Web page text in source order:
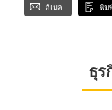
อีเมล พิม
ธุ